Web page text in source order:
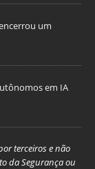
um
em IA
terceiros e não
da Segurança ou